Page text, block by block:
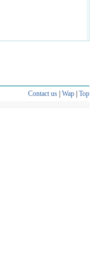
Contact us| Wap| Top